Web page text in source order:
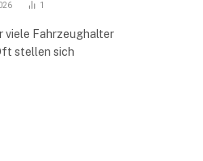
1
viele Fahrzeughalter
stellen sich